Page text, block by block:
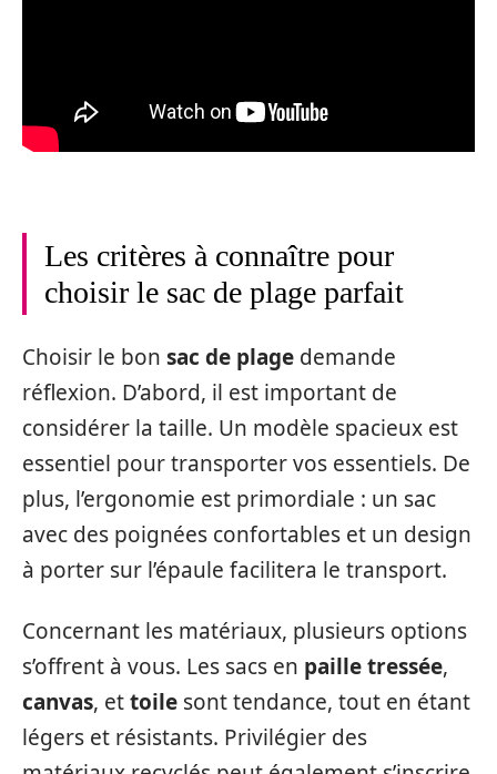
Les critères à connaître pour
choisir le sac de plage parfait
Choisir le bon sac de plage demande
réflexion. D’abord, il est important de
considérer la taille. Un modèle spacieux est
essentiel pour transporter vos essentiels. De
plus, l’ergonomie est primordiale : un sac
avec des poignées confortables et un design
à porter sur l’épaule facilitera le transport.
Concernant les matériaux, plusieurs options
s’offrent à vous. Les sacs en paille tressée,
canvas, ettoile sont tendance, tout en étant
légers et résistants. Privilégier des